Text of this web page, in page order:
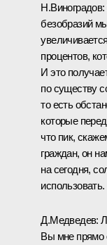
Н.Виноградов:
безобразий
процентов,
И это
по существу
то есть
которые
что пик,
граждан, он
на сегодня,
использовать.
Д.Медведев:
Вы мне прямо